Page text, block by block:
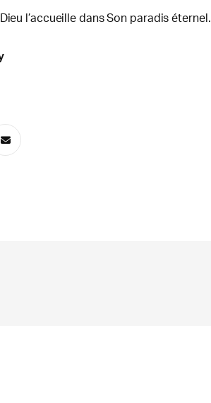
l’accueille dans Son paradis éternel.